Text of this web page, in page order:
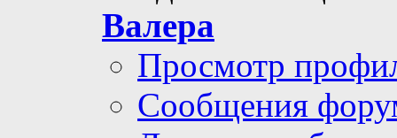
Валера
Просмотр
Сообщения